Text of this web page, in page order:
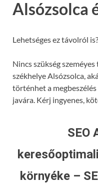
Alsózsolca
Lehetséges ez távolról
Nincs szükség
székhelye Alsózsolca,
történhet a
javára. Kérj ingyenes,
SEO
környéke –